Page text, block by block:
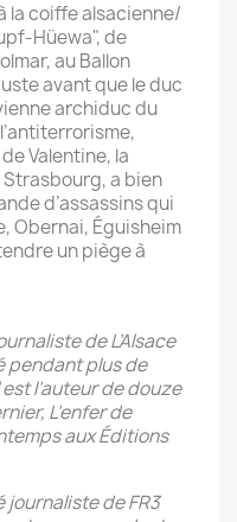
la coiffe alsacienne/
Hüewa", de
au Ballon
avant que le duc
archiduc du
Valentine, la
a bien
d’assassins qui
Obernai, Éguisheim
un piège à
de L’Alsace
pendant plus de
l’auteur de douze
L’enfer de
aux Éditions
journaliste de FR3